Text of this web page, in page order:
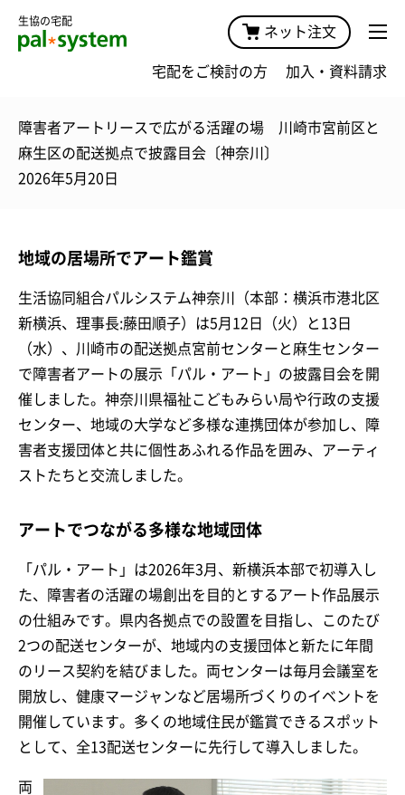
生協の宅配
ネット注文
宅配をご検討の方 加入・資料請求
障害者アートリースで広がる活躍の場 川崎市宮前区と
麻生区の配送拠点で披露目会〔神奈川〕
2026年5月20日
地域の居場所でアート鑑賞
生活協同組合パルシステム神奈川（本部：横浜市港北区
新横浜、理事長:藤田順子）は5月12日（火）と13日
（水）、川崎市の配送拠点宮前センターと麻生センター
で障害者アートの展示「パル・アート」の披露目会を開
催しました。神奈川県福祉こどもみらい局や行政の支援
センター、地域の大学など多様な連携団体が参加し、障
害者支援団体と共に個性あふれる作品を囲み、アーティ
ストたちと交流しました。
アートでつながる多様な地域団体
「パル・アート」は2026年3月、新横浜本部で初導入し
た、障害者の活躍の場創出を目的とするアート作品展示
の仕組みです。県内各拠点での設置を目指し、このたび
2つの配送センターが、地域内の支援団体と新たに年間
のリース契約を結びました。両センターは毎月会議室を
開放し、健康マージャンなど居場所づくりのイベントを
開催しています。多くの地域住民が鑑賞できるスポット
として、全13配送センターに先行して導入しました。
両